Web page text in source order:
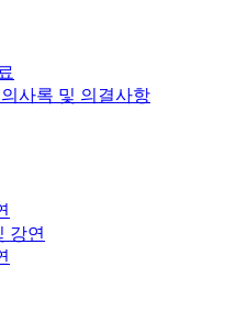
사록 및 의결사항
강연